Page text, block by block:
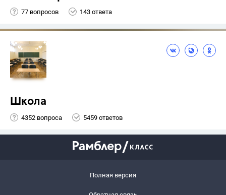
77 вопросов 143 ответа
Школа
4352 вопроса 5459 ответов
Полная версия